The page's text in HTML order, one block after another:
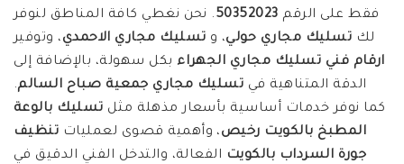
فقط على الرقم 50352023. نحن نغطي كافة المناطق لنوفر
لك تسليك مجاري حولي، و تسليك مجاري الاحمدي، وتوفير
ارقام فني تسليك مجاري الجهراء بكل سهولة، بالإضافة إلى
الدقة المتناهية في تسليك مجاري جمعية صباح السالم.
كما نوفر خدمات أساسية بأسعار مذهلة مثل تسليك بالوعة
المطبخ بالكويت رخيص، وأهمية قصوى لعمليات تنظيف
جورة السرداب بالكويت الفعالة، والتدخل الفني الدقيق في